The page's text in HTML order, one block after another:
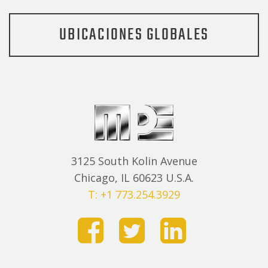
UBICACIONES GLOBALES
3125 South Kolin Avenue
Chicago, IL 60623 U.S.A.
T: +1 773.254.3929